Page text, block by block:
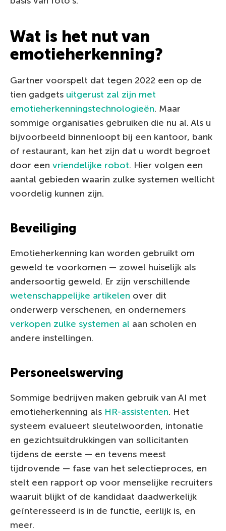
Wat is het nut van
emotieherkenning?
Gartner voorspelt dat tegen 2022 een op de
tien gadgets uitgerust zal zijn met
emotieherkenningstechnologieën. Maar
sommige organisaties gebruiken die nu al. Als u
bijvoorbeeld binnenloopt bij een kantoor, bank
of restaurant, kan het zijn dat u wordt begroet
door een vriendelijke robot. Hier volgen een
aantal gebieden waarin zulke systemen wellicht
voordelig kunnen zijn.
Beveiliging
Emotieherkenning kan worden gebruikt om
geweld te voorkomen — zowel huiselijk als
andersoortig geweld. Er zijn verschillende
wetenschappelijke artikelen over dit
onderwerp verschenen, en ondernemers
verkopen zulke systemen al aan scholen en
andere instellingen.
Personeelswerving
Sommige bedrijven maken gebruik van AI met
emotieherkenning als HR-assistenten. Het
systeem evalueert sleutelwoorden, intonatie
en gezichtsuitdrukkingen van sollicitanten
tijdens de eerste — en tevens meest
tijdrovende — fase van het selectieproces, en
stelt een rapport op voor menselijke recruiters
waaruit blijkt of de kandidaat daadwerkelijk
geïnteresseerd is in de functie, eerlijk is, en
meer.